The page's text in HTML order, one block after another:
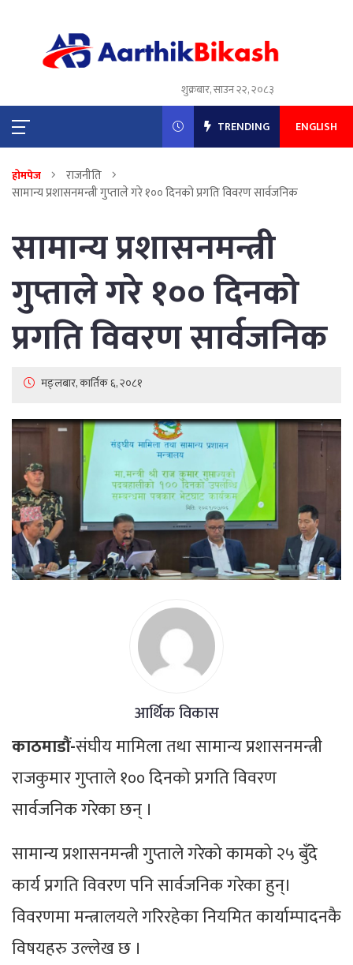
शुक्रबार, साउन २२, २०८३
TRENDING ENGLISH
होमपेज
राजनीति
सामान्य प्रशासनमन्त्री गुप्ताले गरे १०० दिनको प्रगति विवरण सार्वजनिक
सामान्य प्रशासनमन्त्री
गुप्ताले गरे १०० दिनको
प्रगति विवरण सार्वजनिक
मङ्लबार, कार्तिक ६, २०८१
आर्थिक विकास
काठमाडौं-संघीय मामिला तथा सामान्य प्रशासनमन्त्री
राजकुमार गुप्ताले १०० दिनको प्रगति विवरण
सार्वजनिक गरेका छन् ।
सामान्य प्रशासनमन्त्री गुप्ताले गरेको कामको २५ बुँदे
कार्य प्रगति विवरण पनि सार्वजनिक गरेका हुन्।
विवरणमा मन्त्रालयले गरिरहेका नियमित कार्याम्पादनकै
विषयहरु उल्लेख छ ।